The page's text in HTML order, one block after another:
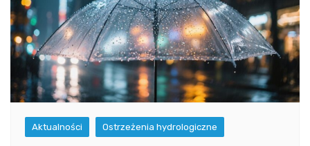
Aktualności Ostrzeżenia hydrologiczne